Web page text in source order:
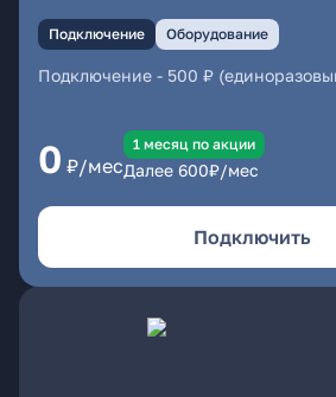
Подключение Оборудование
Подключение - 500 ₽
0 ₽/мес
1 месяц по акции
Далее 600₽/мес
Подключить